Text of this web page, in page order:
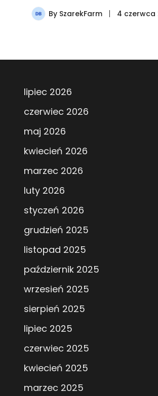
By SzarekFarm 4 czerwca
lipiec 2026
czerwiec 2026
maj 2026
kwiecień 2026
marzec 2026
luty 2026
styczeń 2026
grudzień 2025
listopad 2025
październik 2025
wrzesień 2025
sierpień 2025
lipiec 2025
czerwiec 2025
kwiecień 2025
marzec 2025